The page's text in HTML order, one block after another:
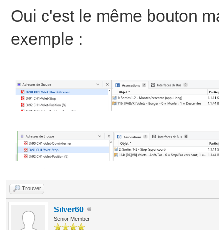
Oui c'est le même bouton
exemple :
Trouver
Silver60
Senior Member